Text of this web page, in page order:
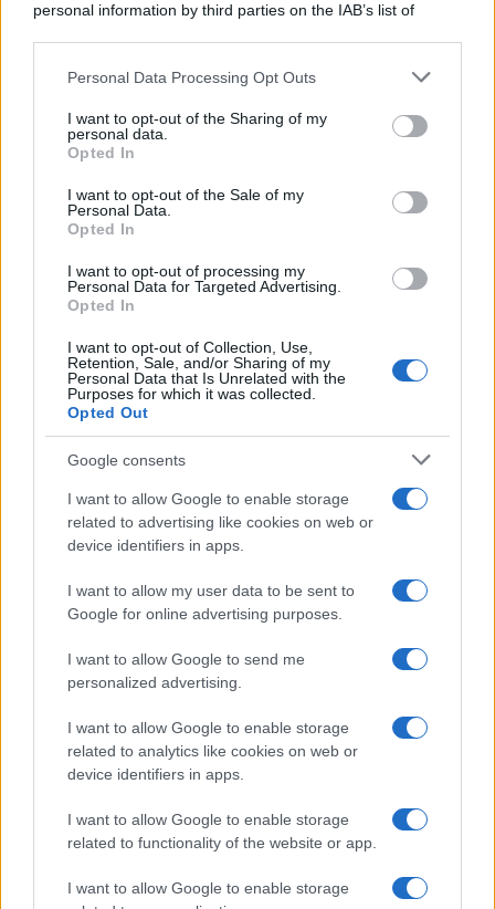
personal information by third parties on the IAB’s list of
This information may also be disclosed by us to third parties
disclose it to other third parties.
Please note that this website/app uses one or more Google
services and may gather and store information including but
not limited to your visit or usage behaviour. You may click to
grant or deny consent to Google and its third-party tags to
consent section.
Personal Data Processing Opt Outs
I want to opt-out of the Sharing of my
personal data.
Opted In
I want to opt-out of the Sale of my
Personal Data.
Opted In
I want to opt-out of processing my
Personal Data for Targeted Advertising.
Opted In
I want to opt-out of Collection, Use,
Retention, Sale, and/or Sharing of my
Personal Data that Is Unrelated with the
Purposes for which it was collected.
Opted Out
Google consents
I want to allow Google to enable storage
related to advertising like cookies on web or
device identifiers in apps.
I want to allow my user data to be sent to
Google for online advertising purposes.
I want to allow Google to send me
personalized advertising.
I want to allow Google to enable storage
related to analytics like cookies on web or
device identifiers in apps.
I want to allow Google to enable storage
related to functionality of the website or app.
I want to allow Google to enable storage